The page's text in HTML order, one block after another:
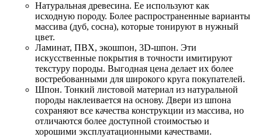
Натуральная древесина. Ее используют как
исходную породу. Более распространенные варианты
массива (дуб, сосна), которые тонируют в нужный
цвет.
Ламинат, ПВХ, экошпон, 3D-шпон. Эти
искусственные покрытия в точности имитируют
текстуру породы. Выгодная цена делает их более
востребованными для широкого круга покупателей.
Шпон. Тонкий листовой материал из натуральной
породы наклеивается на основу. Двери из шпона
сохраняют все качества конструкции из массива, но
отличаются более доступной стоимостью и
хорошими эксплуатационными качествами.